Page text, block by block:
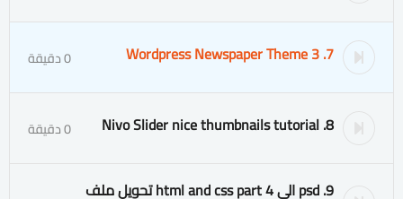
7. Wordpress Newspaper Theme 3 0 دقيقة
8. Nivo Slider nice thumbnails tutorial 0 دقيقة
9. psd الى html and css part 4 تحويل ملف